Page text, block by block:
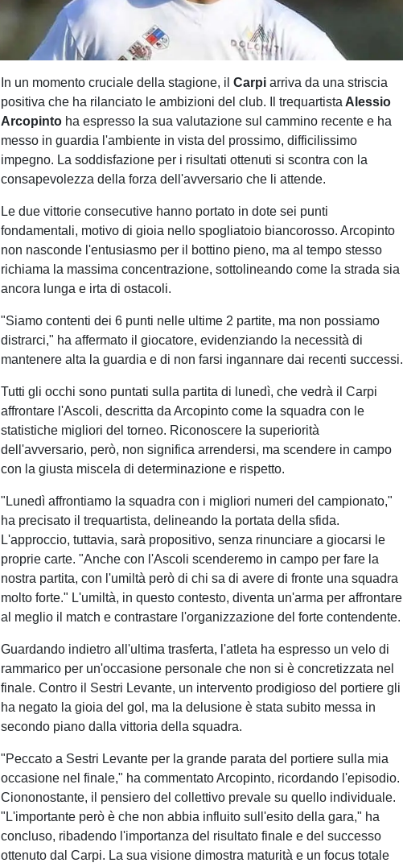
In un momento cruciale della stagione, ilCarpiarriva da una striscia
positiva che ha rilanciato le ambizioni del club. Il trequartista Alessio
Arcopinto ha espresso la sua valutazione sul cammino recente e ha
messo in guardia l'ambiente in vista del prossimo, difficilissimo
impegno. La soddisfazione per i risultati ottenuti si scontra con la
consapevolezza della forza dell'avversario che li attende.
Le due vittorie consecutive hanno portato in dote sei punti
fondamentali, motivo di gioia nello spogliatoio biancorosso. Arcopinto
non nasconde l'entusiasmo per il bottino pieno, ma al tempo stesso
richiama la massima concentrazione, sottolineando come la strada sia
ancora lunga e irta di ostacoli.
"Siamo contenti dei 6 punti nelle ultime 2 partite, ma non possiamo
distrarci," ha affermato il giocatore, evidenziando la necessità di
mantenere alta la guardia e di non farsi ingannare dai recenti successi.
Tutti gli occhi sono puntati sulla partita di lunedì, che vedrà il Carpi
affrontare l'Ascoli, descritta da Arcopinto come la squadra con le
statistiche migliori del torneo. Riconoscere la superiorità
dell'avversario, però, non significa arrendersi, ma scendere in campo
con la giusta miscela di determinazione e rispetto.
"Lunedì affrontiamo la squadra con i migliori numeri del campionato,"
ha precisato il trequartista, delineando la portata della sfida.
L'approccio, tuttavia, sarà propositivo, senza rinunciare a giocarsi le
proprie carte. "Anche con l'Ascoli scenderemo in campo per fare la
nostra partita, con l'umiltà però di chi sa di avere di fronte una squadra
molto forte." L'umiltà, in questo contesto, diventa un'arma per affrontare
al meglio il match e contrastare l'organizzazione del forte contendente.
Guardando indietro all'ultima trasferta, l'atleta ha espresso un velo di
rammarico per un'occasione personale che non si è concretizzata nel
finale. Contro il Sestri Levante, un intervento prodigioso del portiere gli
ha negato la gioia del gol, ma la delusione è stata subito messa in
secondo piano dalla vittoria della squadra.
"Peccato a Sestri Levante per la grande parata del portiere sulla mia
occasione nel finale," ha commentato Arcopinto, ricordando l'episodio.
Ciononostante, il pensiero del collettivo prevale su quello individuale.
"L'importante però è che non abbia influito sull'esito della gara," ha
concluso, ribadendo l'importanza del risultato finale e del successo
ottenuto dal Carpi. La sua visione dimostra maturità e un focus totale